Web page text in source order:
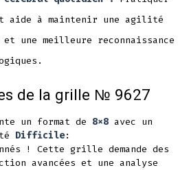
aide à maintenir une agilité
une meilleure reconnaissance
de la grille № 9627
un format de 8x8 avec un
Difficile:
! Cette grille demande des
avancées et une analyse